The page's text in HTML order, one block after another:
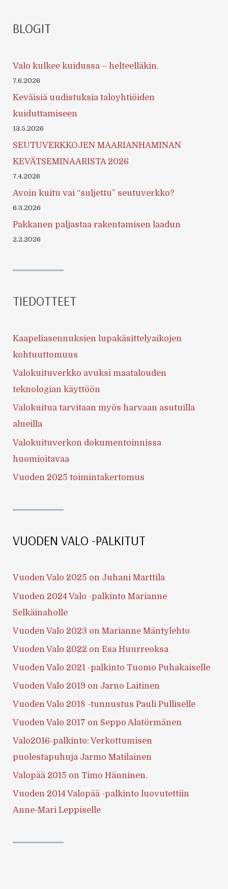
BLOGIT
Valo kulkee kuidussa – helteelläkin.
7.6.2026
Keväisiä uudistuksia taloyhtiöiden
kuiduttamiseen
13.5.2026
SEUTUVERKKOJEN MAARIANHAMINAN
KEVÄTSEMINAARISTA 2026
7.4.2026
Avoin kuitu vai “suljettu” seutuverkko?
6.3.2026
Pakkanen paljastaa rakentamisen laadun
2.2.2026
TIEDOTTEET
Kaapeliasennuksien lupakäsittelyaikojen
kohtuuttomuus
Valokuituverkko avuksi maatalouden
teknologian käyttöön
Valokuitua tarvitaan myös harvaan asutuilla
alueilla
Valokuituverkon dokumentoinnissa
huomioitavaa
Vuoden 2025 toimintakertomus
VUODEN VALO -PALKITUT
Vuoden Valo 2025 on Juhani Marttila
Vuoden 2024 Valo -palkinto Marianne
Selkäinaholle
Vuoden Valo 2023 on Marianne Mäntylehto
Vuoden Valo 2022 on Esa Huurreoksa
Vuoden Valo 2021 -palkinto Tuomo Puhakaiselle
Vuoden Valo 2019 on Jarno Laitinen
Vuoden Valo 2018 -tunnustus Pauli Pulliselle
Vuoden Valo 2017 on Seppo Alatörmänen
Valo2016-palkinto: Verkottumisen
puolestapuhuja Jarmo Matilainen
Valopää 2015 on Timo Hänninen.
Vuoden 2014 Valopää -palkinto luovutettiin
Anne-Mari Leppiselle